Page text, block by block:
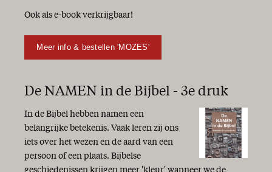
Goed Nieuws!
Linksom of rechtsom
Zekerheid
God is getrouw!
Geen leven zonder hoop
‘Verkondig het Woord’
Wandelen in de liefde
Ook als e-book verkrijgbaar!
Meer info & bestellen 'MOZES'
De NAMEN in de Bijbel - 3e druk
In de Bijbel hebben namen een
belangrijke betekenis. Vaak leren zij ons
iets over het wezen en de aard van een
persoon of een plaats. Bijbelse
geschiedenissen krijgen meer 'kleur' wanneer we de